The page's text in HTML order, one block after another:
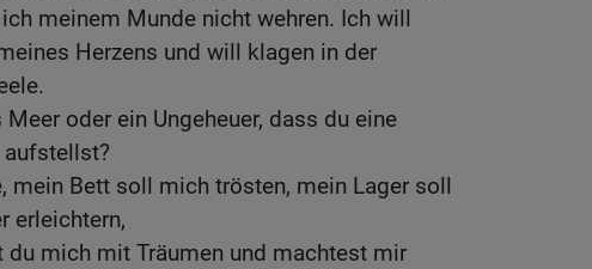
meinem Munde nicht wehren. Ich will
Herzens und will klagen in der
oder ein Ungeheuer, dass du eine
mein Bett soll mich trösten, mein Lager soll
erleichtern,
du mich mit Träumen und machtest mir